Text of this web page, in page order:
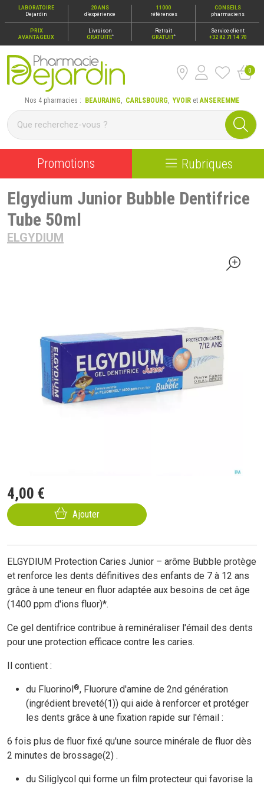
LABORATOIRE
Dejardin
20 ANS
d’expérience
11000
références
CONSEILS
pharmaciens
PRIX
AVANTAGEUX
Livraison
GRATUITE*
Retrait
GRATUIT*
Service client
+32 82 71 14 70
Pharmacie Dejardin Nos 4 pharmacies : Beauraing,
0
Nos 4 pharmacies : BEAURAING, CARLSBOURG,YVOIRetANSEREMME
Promotions Rubriques
Elgydium Junior Bubble Dentifrice
Tube 50ml
ELGYDIUM
4,00 €
Ajouter
ELGYDIUM Protection Caries Junior – arôme Bubble protège
et renforce les dents définitives des enfants de 7 à 12 ans
grâce à une teneur en fluor adaptée aux besoins de cet âge
(1400 ppm d'ions fluor)*.
Ce gel dentifrice contribue à reminéraliser l'émail des dents
pour une protection efficace contre les caries.
Il contient :
du Fluorinol ®, Fluorure d'amine de 2nd génération
(ingrédient breveté(1)) qui aide à renforcer et protéger
les dents grâce à une fixation rapide sur l'émail :
6 fois plus de fluor fixé qu'une source minérale de fluor dès
2 minutes de brossage(2) .
du Siliglycol qui forme un film protecteur qui favorise la